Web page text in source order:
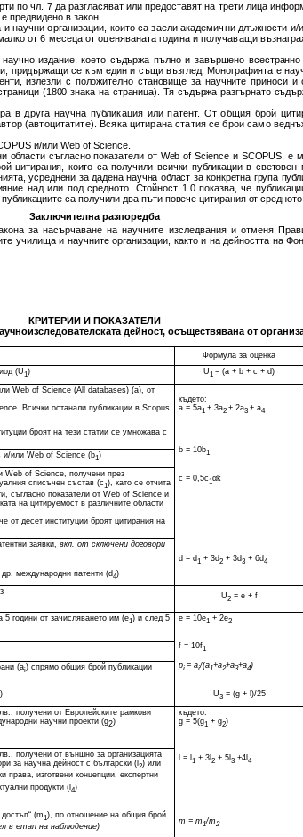
по чл. 7 да разгласяват или предоставят на трети лица
предвидено в закон.
научни организации, които са заели академични длъжности и/
от 6 месеца от оценяваната година и получаващи
издание, което съдържа пълно и завършено
придържащи се към един и същи възглед. Монографията е
излезли с положително становище за научните приноси
(1800 знака на страница). Тя съдържа разгърнато
в друга научна публикация или патент. От общия брой
(автоцитатите). Всяка цитирана статия се брои само
и/или Web of Science.
области съгласно показатели от Web of Science и SCOPUS, е
цитирания, които са получили всички публикации в
усреднени за дадена научна област за конкретна група
над или под средното. Стойност 1.0 показва, че
са получили два пъти повече цитирания от
Заключителна разпоредба
за насърчаване на научните изследвания и отменя
училища и научните организации, както и на дейността на
КРИТЕРИИ И ПОКАЗАТЕЛИ
дейност, осъществявана от
Формула за оценка
(U1) U1= (a + b + c + d)
Web of Science (All databases) (a), от
Всички останали публикации в Scopus
броят на тези статии се умножава с
където:
a = 5a1 + 3a2 + 2a3 + a4
b = 10b1
c = 0,5c1αk
d = d1 + 3d2+ 3d3+ 6d4
и/или Web of Science (b1)
Web of Science, получени през
списъчен състав (c1), като се отчита
съгласно показатели от Web of Science и
на цитируемост в различните области
от десет институции броят цитирания на
заявки, вкл. от сключени договори
международни патенти (d4)
U2= e + f
5 години от зачисляването им (е1) и след 5
е = 10е1 + 2е2
f = 10f1
pi = ai/(a1+а2+а3+а4)
(ai) спрямо общия брой публикации
) U3= (g + l)/25
получени от Европейските рамкови
научни проекти (g2)
където:
g = 5(g1 + g2)
l = l 1 + 3l2+ 5l3+4l4
m = m1/m2
получени от външно за организацията
за научна дейност с български (l2) или
права, изготвени концепции, експертни
продукти (l4)
(m1), по отношение на общия брой
в етап на наблюдение)